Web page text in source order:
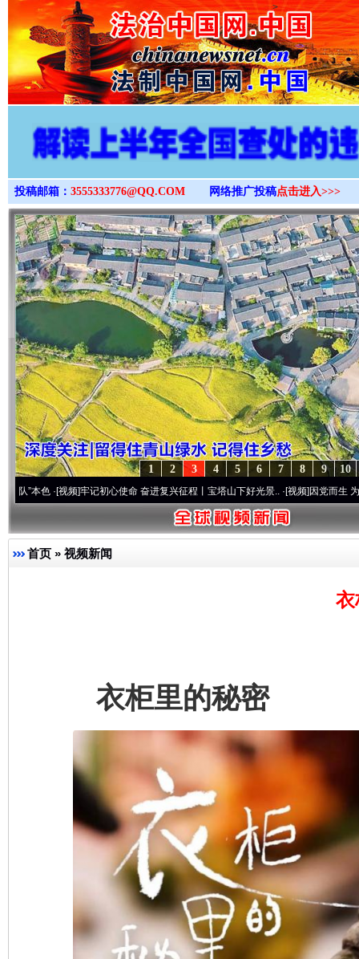
>
投稿邮箱： 3555333776@QQ.COM 网络推广投稿点击进入>>>
10
9
8
7
6
5
4
3
2
1
视频]牢记初心使命 奋进复兴征程丨宝塔山下好光景..·[视频]因党而生 为党而战——
首页 » 视频新闻
衣
衣柜里的秘密